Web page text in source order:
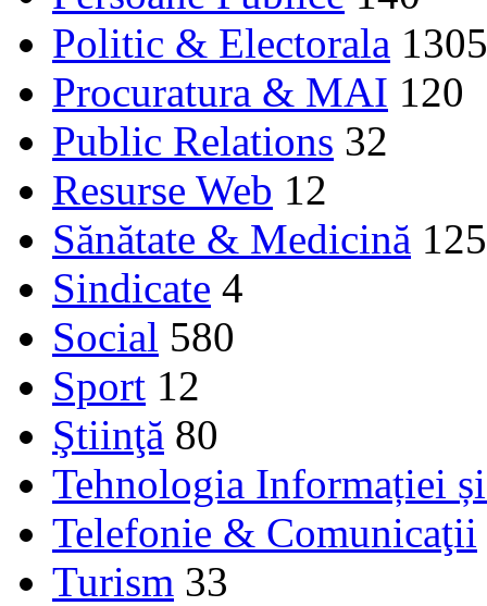
Politic & Electorala 1305
Procuratura & MAI 120
Public Relations 32
Resurse Web 12
Sănătate & Medicină 125
Sindicate 4
Social 580
Sport 12
Ştiinţă 80
Tehnologia Informației
Telefonie & Comunicaţii
Turism 33